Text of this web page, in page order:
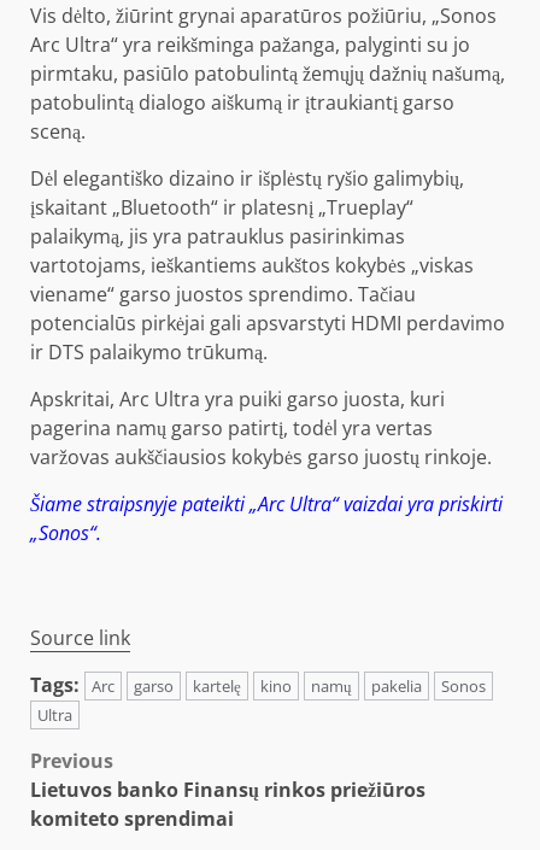
Vis dėlto, žiūrint grynai aparatūros požiūriu, „Sonos
Arc Ultra“ yra reikšminga pažanga, palyginti su jo
pirmtaku, pasiūlo patobulintą žemųjų dažnių našumą,
patobulintą dialogo aiškumą ir įtraukiantį garso
sceną.
Dėl elegantiško dizaino ir išplėstų ryšio galimybių,
įskaitant „Bluetooth“ ir platesnį „Trueplay“
palaikymą, jis yra patrauklus pasirinkimas
vartotojams, ieškantiems aukštos kokybės „viskas
viename“ garso juostos sprendimo. Tačiau
potencialūs pirkėjai gali apsvarstyti HDMI perdavimo
ir DTS palaikymo trūkumą.
Apskritai, Arc Ultra yra puiki garso juosta, kuri
pagerina namų garso patirtį, todėl yra vertas
varžovas aukščiausios kokybės garso juostų rinkoje.
Šiame straipsnyje pateikti „Arc Ultra“ vaizdai yra priskirti
„Sonos“.
Source link
Tags:
Arc garso kartelę kino namų pakelia
Sonos
Ultra
Post
navigation
Previous
Lietuvos banko Finansų rinkos priežiūros
komiteto sprendimai